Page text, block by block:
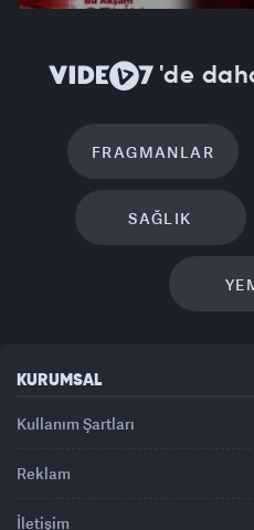
'de
FRAGMANLAR
SAĞLIK
KURUMSAL
Kullanım Şartları
Reklam
İletişim